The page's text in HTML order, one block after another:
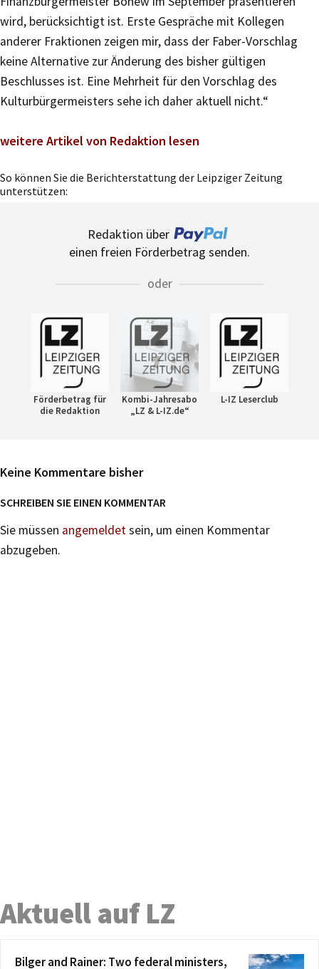
wird, berücksichtigt ist. Erste Gespräche mit Kollegen
anderer Fraktionen zeigen mir, dass der Faber-Vorschlag
keine Alternative zur Änderung des bisher gültigen
Beschlusses ist. Eine Mehrheit für den Vorschlag des
Kulturbürgermeisters sehe ich daher aktuell nicht.“
weitere Artikel von Redaktion lesen
So können Sie die Berichterstattung der Leipziger Zeitung
unterstützen:
Redaktion über
einen freien Förderbetrag senden.
oder
Förderbetrag für
die Redaktion
Kombi-Jahresabo
„LZ & L-IZ.de“
L-IZ Leserclub
Keine Kommentare bisher
SCHREIBEN SIE EINEN KOMMENTAR
Sie müssen angemeldetsein, um einen Kommentar
abzugeben.
Aktuell auf LZ
Bilger and Rainer: Two federal ministers,